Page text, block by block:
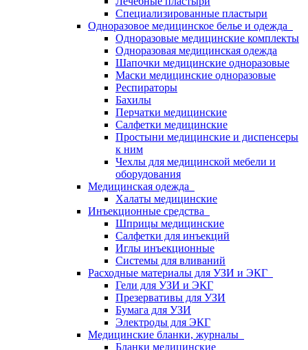
Специализированные пластыри
Одноразовое медицинское белье и одежда
Одноразовые медицинские комплекты
Одноразовая медицинская одежда
Шапочки медицинские одноразовые
Маски медицинские одноразовые
Респираторы
Бахилы
Перчатки медицинские
Салфетки медицинские
Простыни медицинские и диспенсеры
к ним
Чехлы для медицинской мебели и
оборудования
Медицинская одежда
Халаты медицинские
Инъекционные средства
Шприцы медицинские
Салфетки для инъекций
Иглы инъекционные
Системы для вливаний
Расходные материалы для УЗИ и ЭКГ
Гели для УЗИ и ЭКГ
Презервативы для УЗИ
Бумага для УЗИ
Электроды для ЭКГ
Медицинские бланки, журналы
Бланки медицинские